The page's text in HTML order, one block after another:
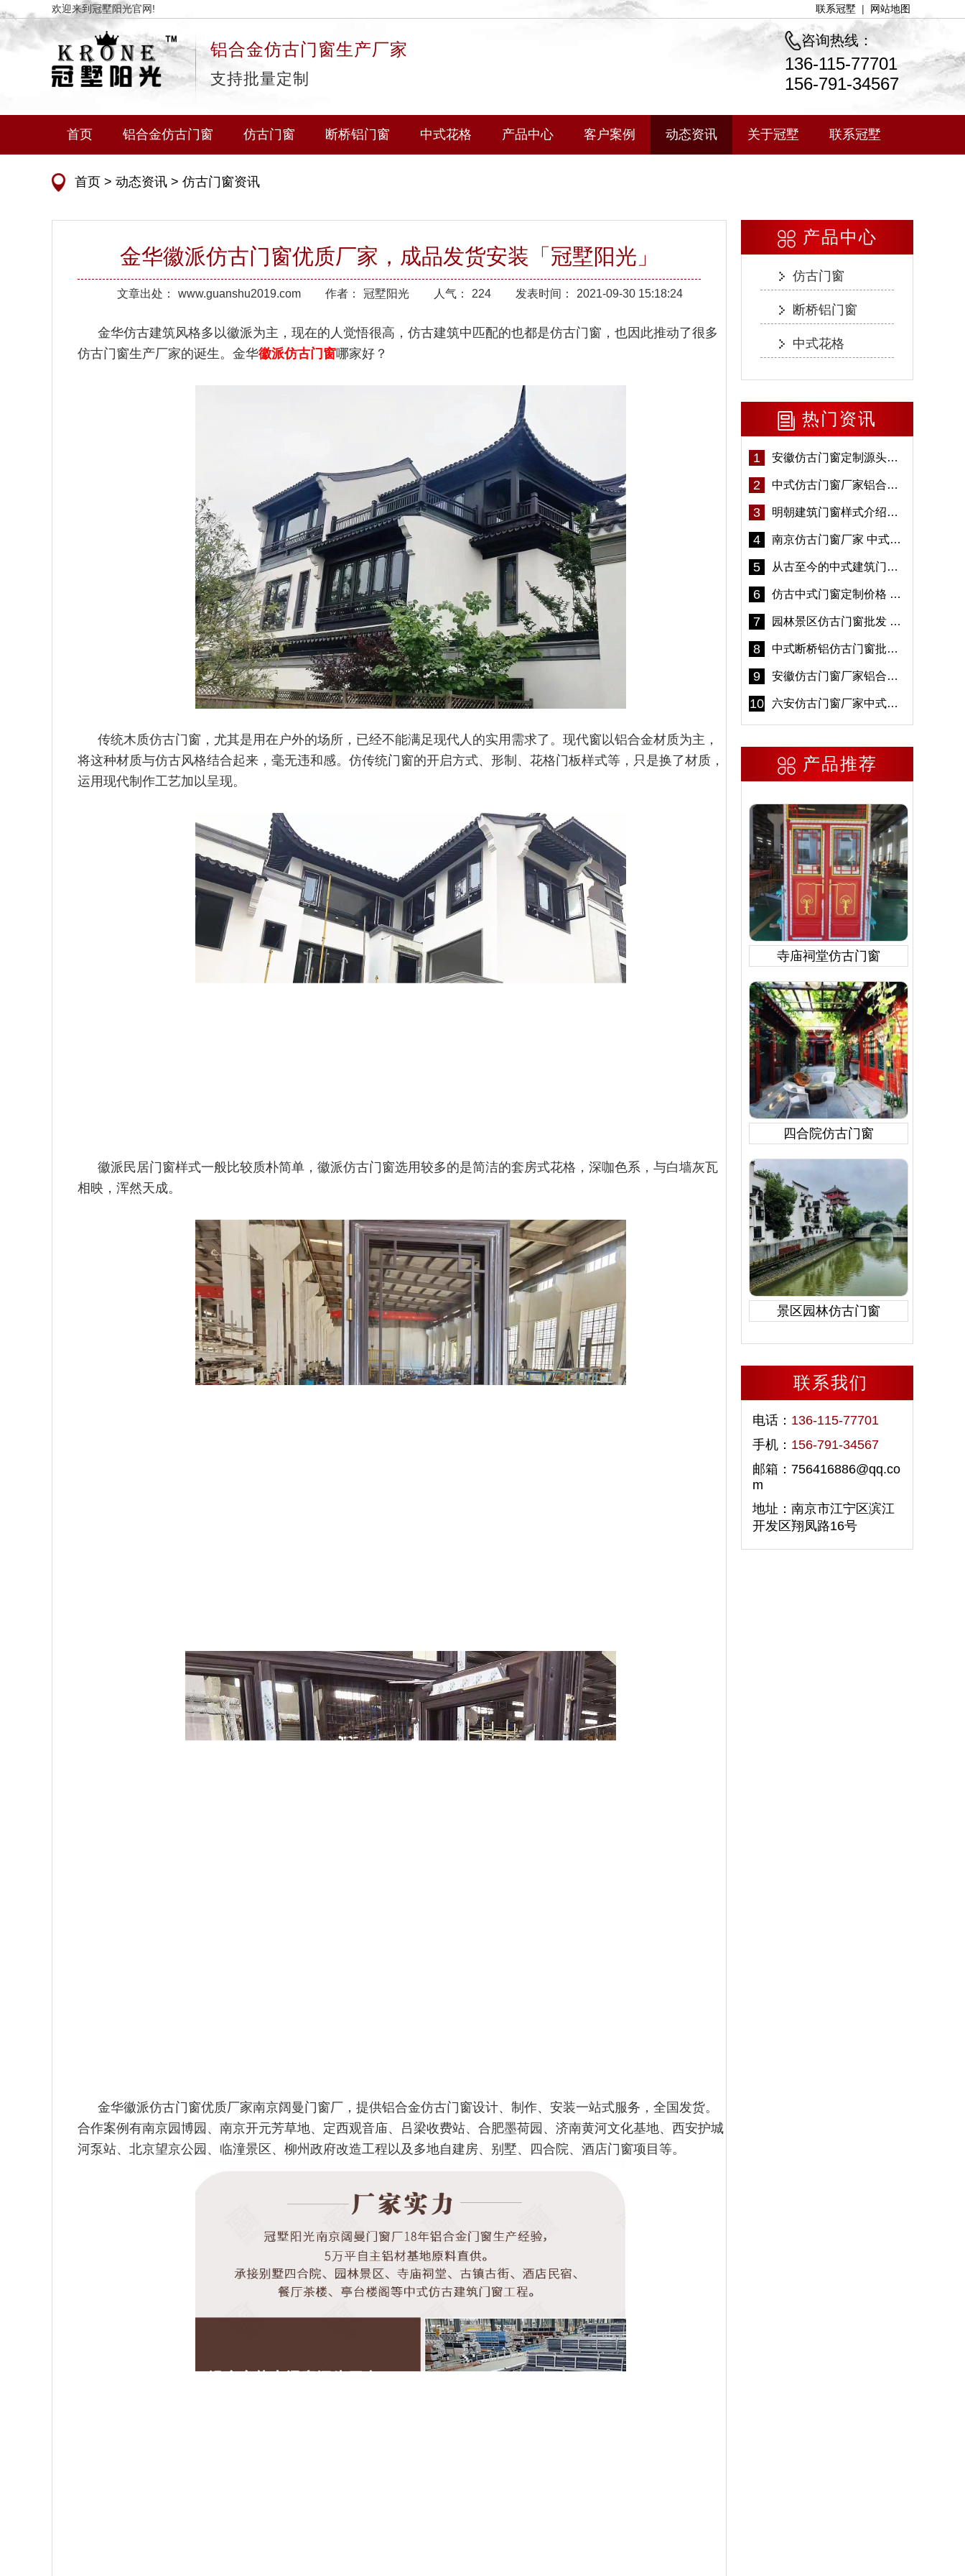
欢迎来到冠墅阳光官网! 联系冠墅 | 网站地图
铝合金仿古门窗生产厂家
支持批量定制
咨询热线：
136-115-77701
156-791-34567
首页 铝合金仿古门窗 仿古门窗 断桥铝门窗 中式花格 产品中心 客户案例 动态资讯 关于冠墅 联系冠墅
首页 > 动态资讯 > 仿古门窗资讯
金华徽派仿古门窗优质厂家，成品发货安装「冠墅阳光」
文章出处： www.guanshu2019.com 作者： 冠墅阳光 人气： 224 发表时间： 2021-09-30 15:18:24
金华仿古建筑风格多以徽派为主，现在的人觉悟很高，仿古建筑中匹配的也都是仿古门窗，也因此推动了很多
仿古门窗生产厂家的诞生。金华徽派仿古门窗哪家好？
传统木质仿古门窗，尤其是用在户外的场所，已经不能满足现代人的实用需求了。现代窗以铝合金材质为主，
将这种材质与仿古风格结合起来，毫无违和感。仿传统门窗的开启方式、形制、花格门板样式等，只是换了材质，
运用现代制作工艺加以呈现。
徽派民居门窗样式一般比较质朴简单，徽派仿古门窗选用较多的是简洁的套房式花格，深咖色系，与白墙灰瓦
相映，浑然天成。
金华徽派仿古门窗优质厂家南京阔曼门窗厂，提供铝合金仿古门窗设计、制作、安装一站式服务，全国发货。
合作案例有南京园博园、 南京开元芳草地、定西观音庙、吕梁收费站、合肥墨荷园、济南黄河文化基地、西安护城
河泵站、北京望京公园、临潼景区、柳州政府改造工程以及多地自建房、别墅、四合院、酒店门窗项目等。
产品中心
仿古门窗
断桥铝门窗
中式花格
热门资讯
1 安徽仿古门窗定制源头厂家 好打理免维护-冠墅阳光
2 中式仿古门窗厂家铝合金仿古门窗定制 5年质保
3 明朝建筑门窗样式介绍——冠墅阳光
4 南京仿古门窗厂家 中式仿古门窗定制 节能防水
5 从古至今的中式建筑门窗到底有多美「冠墅阳光」
6 仿古中式门窗定制价格 铝合金仿古门窗报价
7 园林景区仿古门窗批发 铝合金仿古门窗采购-冠墅阳光
8 中式断桥铝仿古门窗批发 冠墅阳光仿古门窗 6000平米实体工厂
9 安徽仿古门窗厂家铝合金仿古门窗批发 免费设计出货快
10 六安仿古门窗厂家中式仿古门窗制作 6000平米源头厂家
产品推荐
寺庙祠堂仿古门窗
四合院仿古门窗
景区园林仿古门窗
联系我们
电话： 136-115-77701
手机： 156-791-34567
邮箱：756416886@qq.co
m
地址：南京市江宁区滨江
开发区翔凤路16号